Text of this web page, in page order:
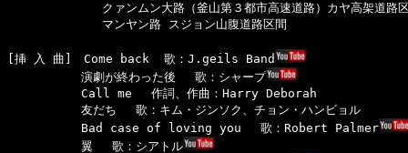
クァンムン大路（釜山第３都市高速道路）カヤ高架道路
マンヤン路 スジョン山腹道路区間
[挿 入 曲]　Come back  歌：J.geils Band
  　　　　　演劇が終わった後 　歌：シャープ
  　　　　　Call me 　作詞、作曲：Harry Deborah
  　　　　　友だち 　歌：キム・ジンソク、チョン・ハンビョル
  　　　　　Bad case of loving you 　歌：Robert Palmer
  　　　　　翼　 歌：シアトル